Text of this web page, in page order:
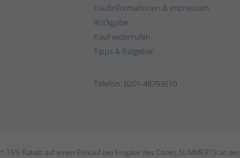
Kaufinformationen & Impressum
Rückgabe
Kauf widerrufen
Tipps & Ratgeber
Telefon: 0201-48793510
* 15% Rabatt auf einen Einkauf bei Eingabe des Codes SUMMER15 an